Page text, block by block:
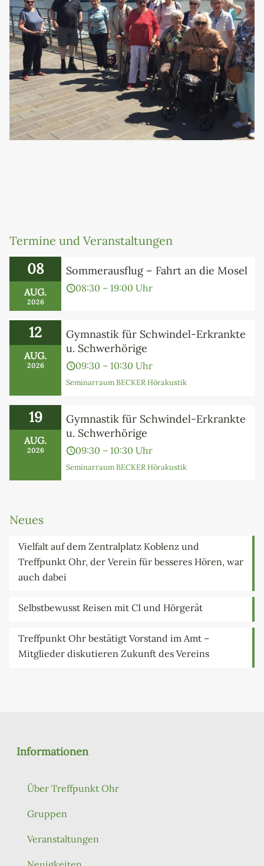
Termine und Veranstaltungen
08
AUG.
2026
Sommerausflug – Fahrt an die Mosel
08:30 – 19:00 Uhr
12
AUG.
2026
Gymnastik für Schwindel-Erkrankte
u. Schwerhörige
09:30 – 10:30 Uhr
Seminarraum BECKER Hörakustik
19
AUG.
2026
Gymnastik für Schwindel-Erkrankte
u. Schwerhörige
09:30 – 10:30 Uhr
Seminarraum BECKER Hörakustik
Neues
Vielfalt auf dem Zentralplatz Koblenz und
Treffpunkt Ohr, der Verein für besseres Hören, war
auch dabei
Selbstbewusst Reisen mit CI und Hörgerät
Treffpunkt Ohr bestätigt Vorstand im Amt –
Mitglieder diskutieren Zukunft des Vereins
Informationen
Über Treffpunkt Ohr
Gruppen
Veranstaltungen